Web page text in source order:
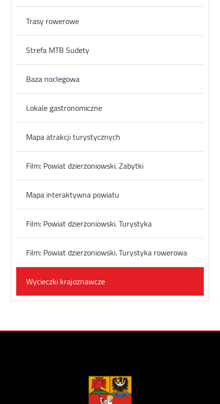
Trasy rowerowe
Strefa MTB Sudety
Baza noclegowa
Lokale gastronomiczne
Mapa atrakcji turystycznych
Film: Powiat dzierżoniowski. Zabytki
Mapa interaktywna powiatu
Film: Powiat dzierżoniowski. Turystyka
Film: Powiat dzierżoniowski. Turystyka rowerowa
Wycieczki krajoznawcze